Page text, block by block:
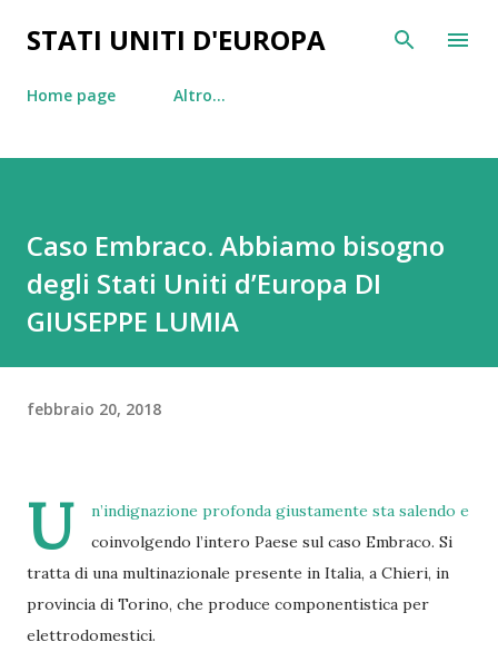
Passa ai contenuti principali
STATI UNITI D'EUROPA
Home page Altro…
Caso Embraco. Abbiamo bisogno
degli Stati Uniti d’Europa DI
GIUSEPPE LUMIA
febbraio 20, 2018
U
n’indignazione profonda giustamente sta salendo e
coinvolgendo l’intero Paese sul caso Embraco. Si
tratta di una multinazionale presente in Italia, a Chieri, in
provincia di Torino, che produce componentistica per
elettrodomestici.